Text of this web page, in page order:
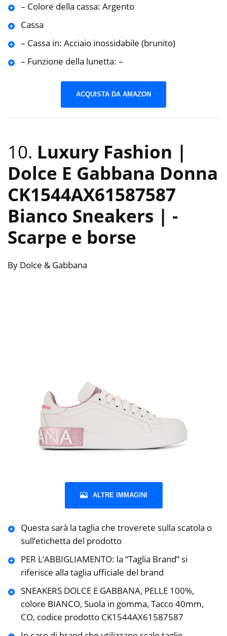
– Colore della cassa: Argento
Cassa
– Cassa in: Acciaio inossidabile (brunito)
– Funzione della lunetta: –
ACQUISTA DA AMAZON
10. Luxury Fashion |
Dolce E Gabbana Donna
CK1544AX61587587
Bianco Sneakers | -
Scarpe e borse
By Dolce & Gabbana
ALTRE IMMAGINI
Questa sarà la taglia che troverete sulla scatola o
sull’etichetta del prodotto
PER L’ABBIGLIAMENTO: la “Taglia Brand” si
riferisce alla taglia ufficiale del brand
SNEAKERS DOLCE E GABBANA, PELLE 100%,
colore BIANCO, Suola in gomma, Tacco 40mm,
CO, codice prodotto CK1544AX61587587